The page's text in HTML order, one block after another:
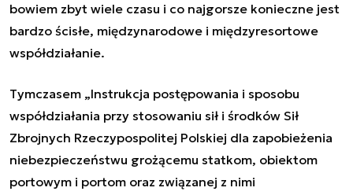
bowiem zbyt wiele czasu i co najgorsze konieczne jest
bardzo ścisłe, międzynarodowe i międzyresortowe
współdziałanie.
Tymczasem „Instrukcja postępowania i sposobu
współdziałania przy stosowaniu sił i środków Sił
Zbrojnych Rzeczypospolitej Polskiej dla zapobieżenia
niebezpieczeństwu grożącemu statkom, obiektom
portowym i portom oraz związanej z nimi